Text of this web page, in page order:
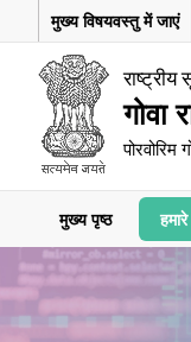
मुख्य विषयवस्तु में जाएं
राष्ट्रीय
गोवा
पोरवोरिम
मुख्य पृष्ठ